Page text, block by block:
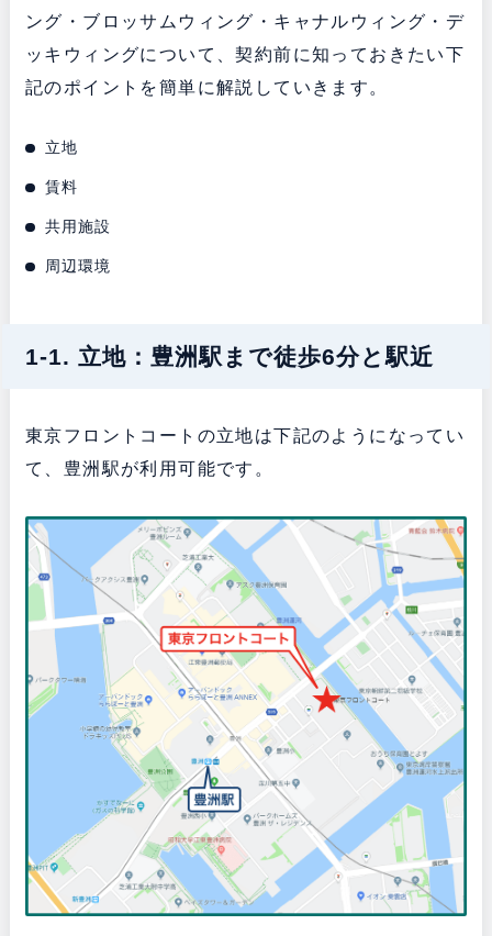
ング・ブロッサムウィング・キャナルウィング・デ
ッキウィングについて、契約前に知っておきたい下
記のポイントを簡単に解説していきます。
立地
賃料
共用施設
周辺環境
1-1. 立地：豊洲駅まで徒歩6分と駅近
東京フロントコートの立地は下記のようになってい
て、豊洲駅が利用可能です。